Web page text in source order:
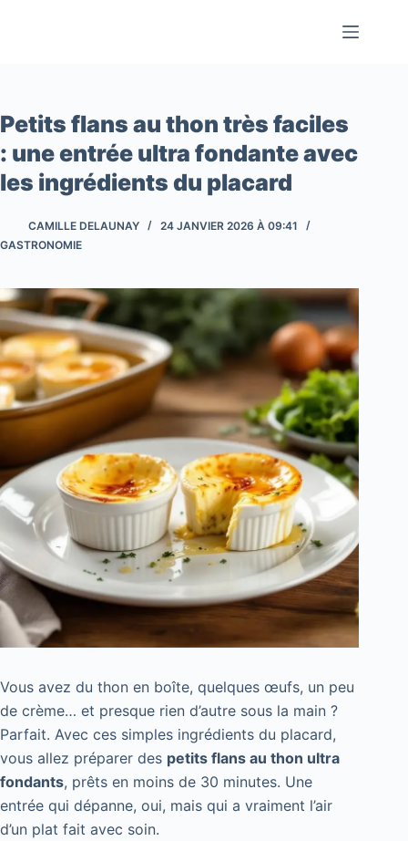
Petits flans au thon très faciles
: une entrée ultra fondante avec
les ingrédients du placard
CAMILLE DELAUNAY
24 JANVIER 2026 À 09:41
GASTRONOMIE
Vous avez du thon en boîte, quelques œufs, un peu
de crème… et presque rien d’autre sous la main ?
Parfait. Avec ces simples ingrédients du placard,
vous allez préparer des petits flans au thon ultra
fondants, prêts en moins de 30 minutes. Une
entrée qui dépanne, oui, mais qui a vraiment l’air
d’un plat fait avec soin.